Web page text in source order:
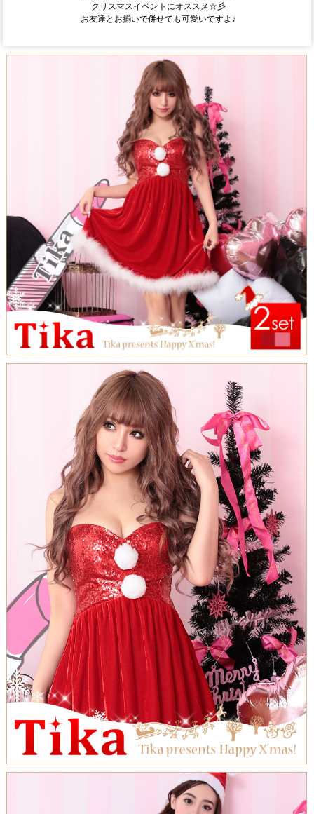
クリスマスイベントにオススメ☆彡
お友達とお揃いで併せても可愛いですよ♪